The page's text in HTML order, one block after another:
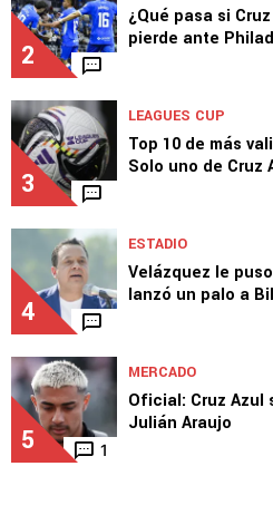
2
¿Qué pasa si
pierde ante
3
LEAGUES CUP
Top 10 de más
Solo uno de Cruz
4
ESTADIO
Velázquez le
lanzó un palo a
5 1
MERCADO
Oficial: Cruz
Julián Araujo